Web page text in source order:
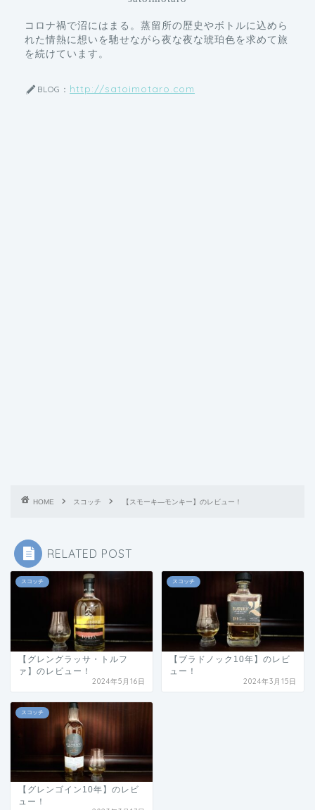
コロナ禍で沼にはまる。蒸留所の歴史やボトルに込めら
れた情熱に想いを馳せながら夜な夜な琥珀色を求めて旅
を続けています。
BLOG： http://satoimotaro.com
HOME スコッチ 【スモーキ―モンキー】のレビュー！
RELATED POST
スコッチ
【グレングラッサ・トルフ
ァ】のレビュー！
2024年5月16日
スコッチ
【ブラドノック10年】のレビ
ュー！
2024年3月15日
スコッチ
【グレンゴイン10年】のレビ
ュー！